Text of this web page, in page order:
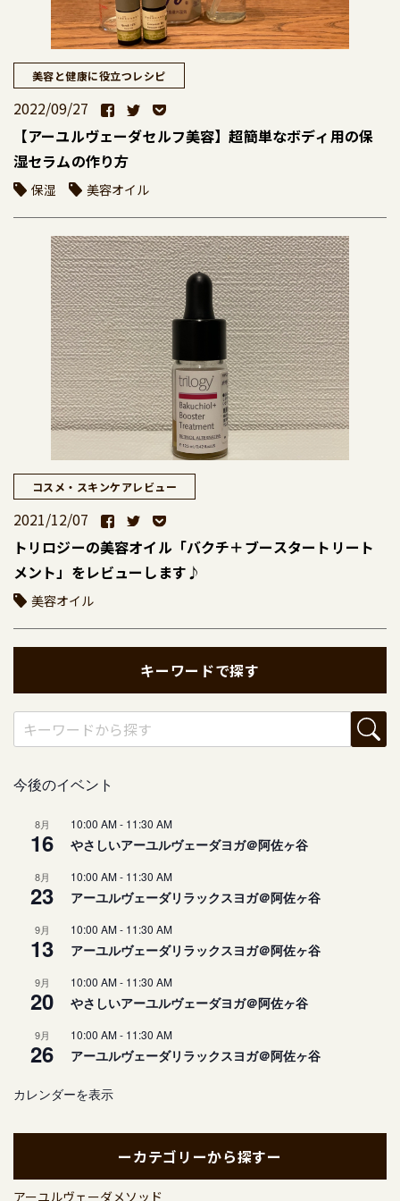
美容と健康に役立つレシピ
2022/09/27
【アーユルヴェーダセルフ美容】超簡単なボディ用の保
湿セラムの作り方
保湿 美容オイル
コスメ・スキンケアレビュー
2021/12/07
トリロジーの美容オイル「バクチ＋ブースタートリート
メント」をレビューします♪
美容オイル
キーワードで探す
今後のイベント
8月
16
10:00 AM- 11:30 AM
やさしいアーユルヴェーダヨガ＠阿佐ヶ谷
8月
23
10:00 AM- 11:30 AM
アーユルヴェーダリラックスヨガ＠阿佐ヶ谷
9月
13
10:00 AM- 11:30 AM
アーユルヴェーダリラックスヨガ＠阿佐ヶ谷
9月
20
10:00 AM- 11:30 AM
やさしいアーユルヴェーダヨガ＠阿佐ヶ谷
9月
26
10:00 AM- 11:30 AM
アーユルヴェーダリラックスヨガ＠阿佐ヶ谷
カレンダーを表示
ーカテゴリーから探すー
アーユルヴェーダメソッド